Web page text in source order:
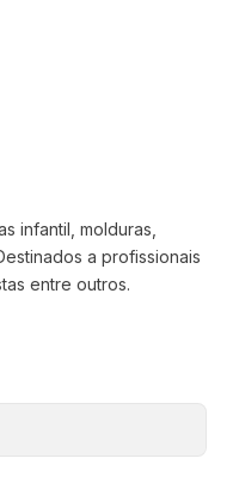
infantil, molduras,
a profissionais
entre outros.